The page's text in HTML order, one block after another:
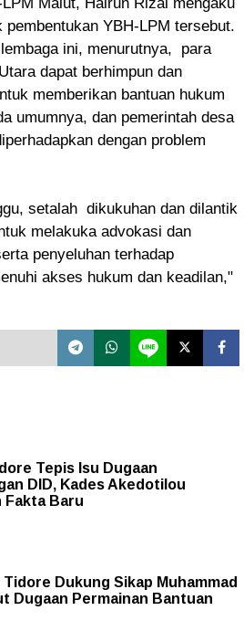
YBH-LPM tersebut.
ini, menurutnya, para
dapat berhimpun dan
memberikan bantuan hukum
umumnya, dan pemerintah desa
dengan problem
setalah dikukuhan dan dilantik
melakuka advokasi dan
penyeluhan terhadap
akses hukum dan keadilan,"
Tepis Isu Dugaan
DID, Kades Akedotilou
Fakta Baru
Tidore Dukung Sikap Muhammad
Dugaan Permainan Bantuan